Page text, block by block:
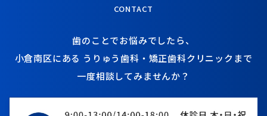
CONTACT
歯のことでお悩みでしたら、
小倉南区にある うりゅう歯科・矯正歯科クリニックまで
一度相談してみませんか？